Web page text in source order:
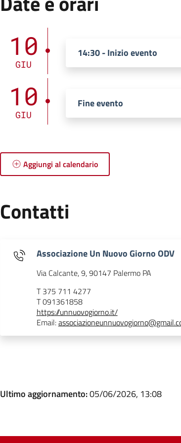
10
GIU
14:30 - Inizio evento
10
GIU
Fine evento
Aggiungi al calendario
Contatti
Associazione Un Nuovo Giorno ODV
Via Calcante, 9, 90147 Palermo PA
T 375 711 4277
T 091361858
https://unnuovogiorno.it/
Email:
Ultimo aggiornamento:05/06/2026, 13:08